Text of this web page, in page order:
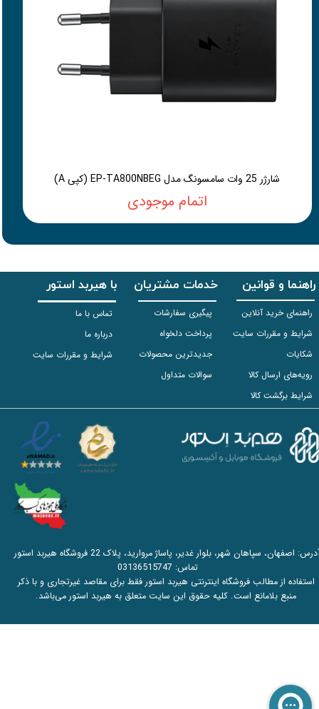
شارژر 25 وات سامسونگ مدل EP-TA800NBEG (کپی A)
اتمام موجودی
راهنما و قوانین
راهنمای خرید آنلاین
شرایط و مقررات سایت
شکایات
رویه‌های ارسال کالا
شرایط برگشت کالا
خدمات مشتریان
پیگیری سفارشات
پرداخت دلخواه
جدیدترین محصولات
سوالات متداول
با هیربد استور
تماس با ما
درباره ما
شرایط و مقررات سایت
آدرس: اصفهان، سپاهان شهر، بلوار غدیر، پاساژ مروارید، پلاک 22 فروشگاه هیربد استور
تماس: 03136515747
استفاده از مطالب فروشگاه اینترنتی هیربد استور فقط برای مقاصد غیرتجاری و با ذکر
منبع بلامانع است. کلیه حقوق این سایت متعلق به هیربد استور می‌باشد.​​​​​​​